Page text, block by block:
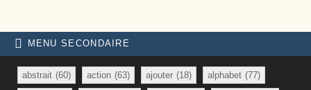
MENU SECONDAIRE
abstrait (60) action (63) ajouter (18) alphabet (77)